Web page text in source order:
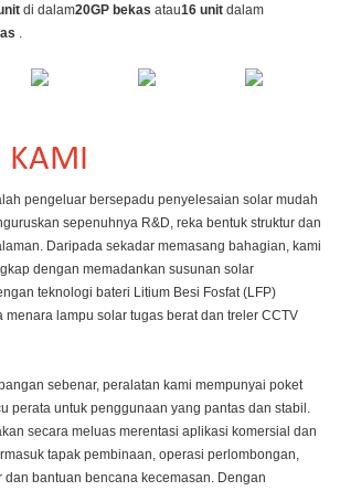
di dalam20GP bekas atau16 unit dalam
.
KAMI
pengeluar bersepadu penyelesaian solar mudah
sepenuhnya R&D, reka bentuk struktur dan
Daripada sekadar memasang bahagian, kami
dengan memadankan susunan solar
teknologi bateri Litium Besi Fosfat (LFP)
menara lampu solar tugas berat dan treler CCTV
sebenar, peralatan kami mempunyai poket
perata untuk penggunaan yang pantas dan stabil.
secara meluas merentasi aplikasi komersial dan
tapak pembinaan, operasi perlombongan,
dan bantuan bencana kecemasan. Dengan